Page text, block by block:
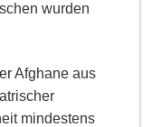
wurden
Afghane aus
mindestens